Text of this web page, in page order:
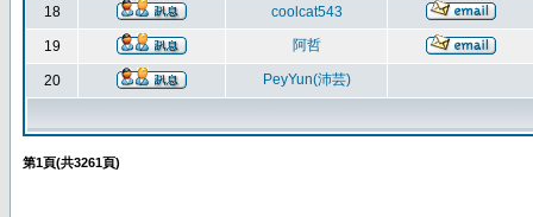
18 coolcat543
19 阿哲
20 PeyYun(沛芸)
第1頁(共3261頁)